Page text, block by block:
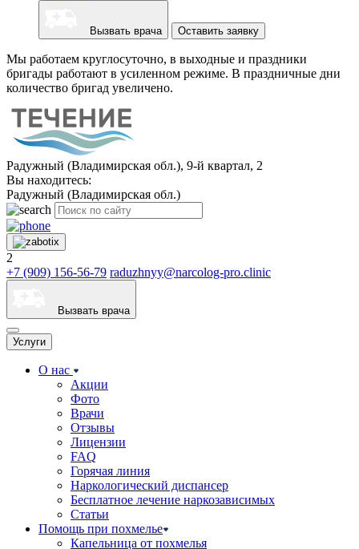
Вызвать врача Оставить заявку
Мы работаем круглосуточно, в выходные и праздники
бригады работают в усиленном режиме. В праздничные дни
количество бригад увеличено.
Радужный (Владимирская обл.), 9-й квартал, 2
Вы находитесь:
Радужный (Владимирская обл.)
2
+7 (909) 156-56-79 raduzhnyy@narcolog-pro.clinic
Вызвать врача
Услуги
О нас
Акции
Фото
Врачи
Отзывы
Лицензии
FAQ
Горячая линия
Наркологический диспансер
Бесплатное лечение наркозависимых
Статьи
Помощь при похмелье
Капельница от похмелья